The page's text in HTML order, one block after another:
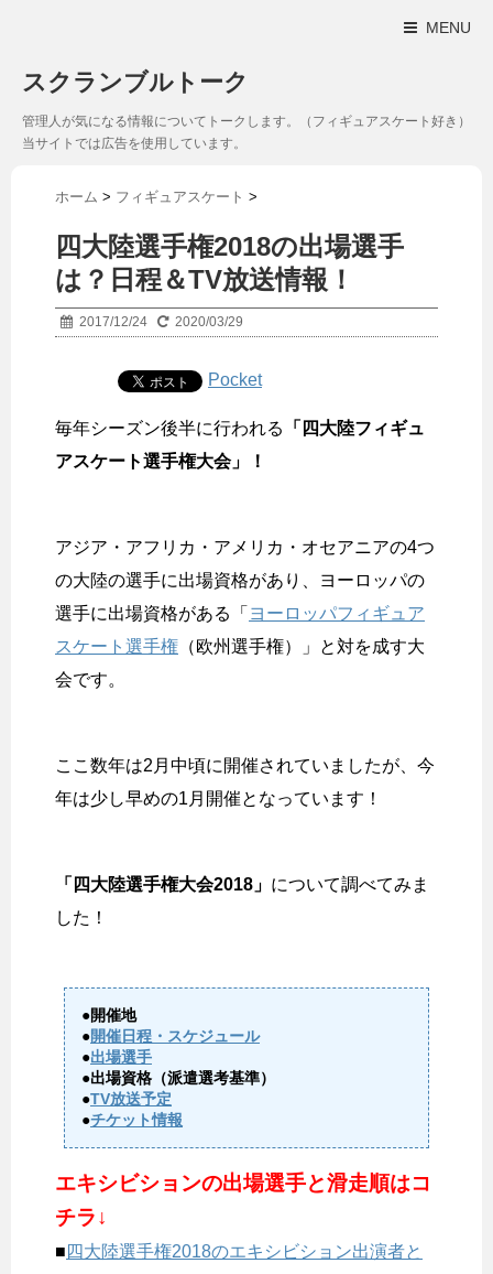
MENU
スクランブルトーク
管理人が気になる情報についてトークします。（フィギュアスケート好き）
当サイトでは広告を使用しています。
ホーム > フィギュアスケート >
四大陸選手権2018の出場選手
は？日程＆TV放送情報！
2017/12/24 2020/03/29
Pocket
毎年シーズン後半に行われる
「四大陸フィギュ
アスケート選手権大会」！
アジア・アフリカ・アメリカ・オセアニアの4つ
の大陸の選手に出場資格があり、ヨーロッパの
選手に出場資格がある「 ヨーロッパフィギュア
スケート選手権 （欧州選手権）」と対を成す大
会です。
ここ数年は2月中頃に開催されていましたが、今
年は少し早めの1月開催となっています！
「四大陸選手権大会2018」 について調べてみま
した！
●開催地
●開催日程・スケジュール
●出場選手
●出場資格（派遣選考基準）
●TV放送予定
●チケット情報
エキシビションの出場選手と滑走順はコ
チラ↓
■ 四大陸選手権2018のエキシビション出演者と